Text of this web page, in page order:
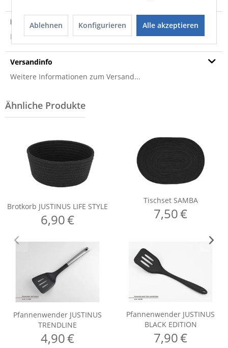
Produktsicherheit
Produktsicherheit
Versandinfo
Weitere Informationen zum Versand...
Ablehnen Konfigurieren Alle akzeptieren